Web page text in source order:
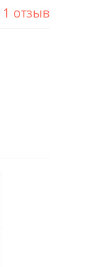
1 отзыв